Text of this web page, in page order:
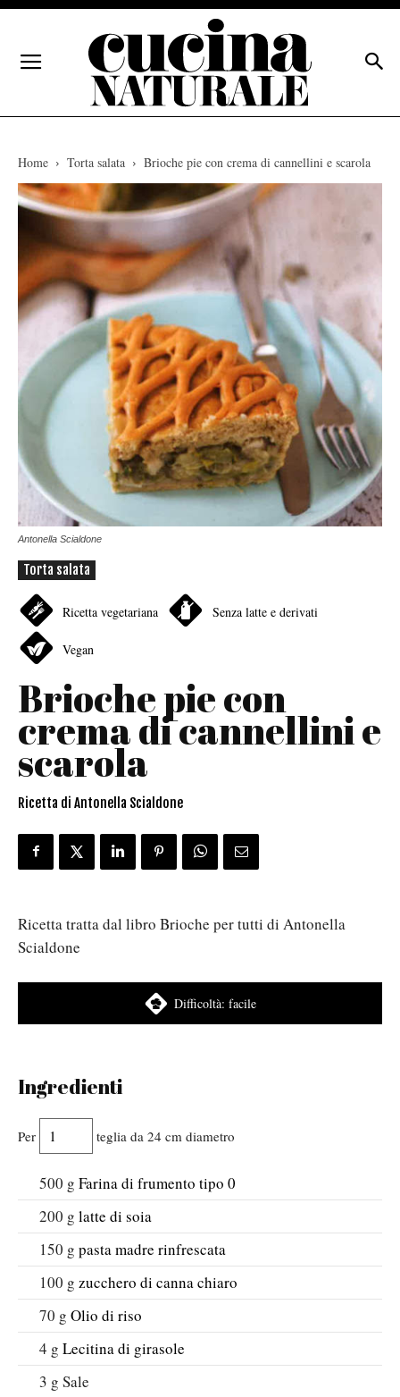
Home Torta salata Brioche pie con crema di cannellini e scarola
Antonella Scialdone
Torta salata
Ricetta vegetariana Senza latte e derivati
Vegan
Brioche pie con
crema di cannellini e
scarola
Ricetta di Antonella Scialdone
Ricetta tratta dal libro Brioche per tutti di Antonella
Scialdone
Difficoltà: facile
Ingredienti
Per teglia da 24 cm diametro
500 g Farina di frumento tipo 0
200 g latte di soia
150 g pasta madre rinfrescata
100 g zucchero di canna chiaro
70 g Olio di riso
4 g Lecitina di girasole
3 g Sale